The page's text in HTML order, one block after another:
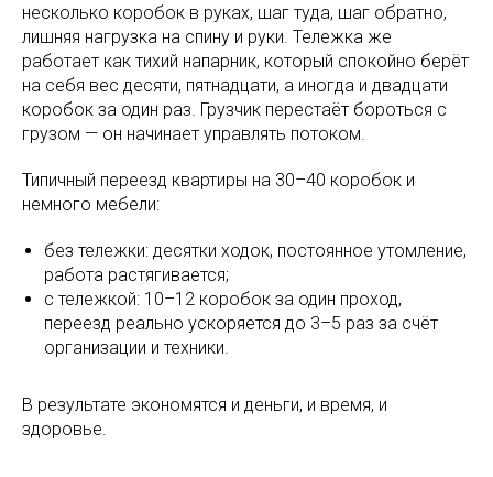
несколько коробок в руках, шаг туда, шаг обратно,
лишняя нагрузка на спину и руки. Тележка же
работает как тихий напарник, который спокойно берёт
на себя вес десяти, пятнадцати, а иногда и двадцати
коробок за один раз. Грузчик перестаёт бороться с
грузом — он начинает управлять потоком.​
Типичный переезд квартиры на 30–40 коробок и
немного мебели:
без тележки: десятки ходок, постоянное утомление,
работа растягивается;
с тележкой: 10–12 коробок за один проход,
переезд реально ускоряется до 3–5 раз за счёт
организации и техники.
В результате экономятся и деньги, и время, и
здоровье.